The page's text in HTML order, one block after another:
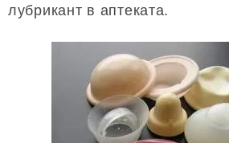
лубрикант в аптеката.